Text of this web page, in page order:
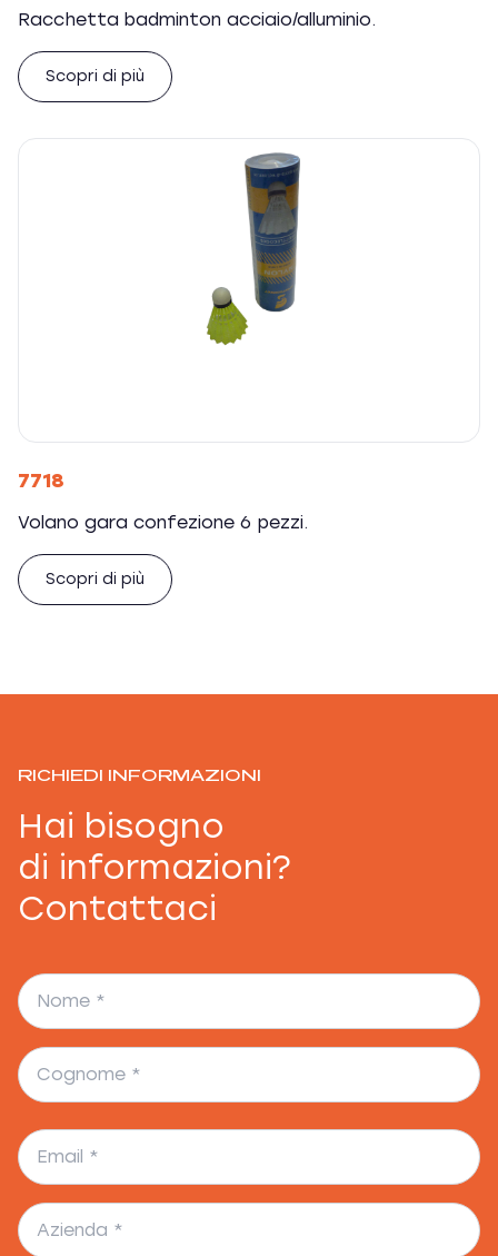
Racchetta badminton acciaio/alluminio.
Scopri di più
7718
Volano gara confezione 6 pezzi.
Scopri di più
RICHIEDI INFORMAZIONI
Hai bisogno
di informazioni?
Contattaci